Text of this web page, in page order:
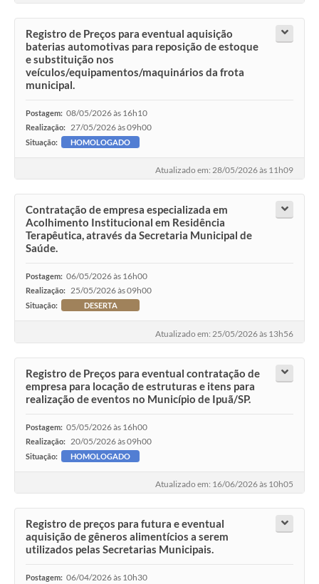
Registro de Preços para eventual aquisição
baterias automotivas para reposição de estoque
e substituição nos
veículos/equipamentos/maquinários da frota
municipal.
Postagem: 08/05/2026 às 16h10
Realização: 27/05/2026 às 09h00
Situação: HOMOLOGADO
Atualizado em: 28/05/2026 às 11h09
Contratação de empresa especializada em
Acolhimento Institucional em Residência
Terapêutica, através da Secretaria Municipal de
Saúde.
Postagem: 06/05/2026 às 16h00
Realização: 25/05/2026 às 09h00
Situação: DESERTA
Atualizado em: 25/05/2026 às 13h56
Registro de Preços para eventual contratação de
empresa para locação de estruturas e itens para
realização de eventos no Município de Ipuã/SP.
Postagem: 05/05/2026 às 16h00
Realização: 20/05/2026 às 09h00
Situação: HOMOLOGADO
Atualizado em: 16/06/2026 às 10h05
Registro de preços para futura e eventual
aquisição de gêneros alimentícios a serem
utilizados pelas Secretarias Municipais.
Postagem: 06/04/2026 às 10h30